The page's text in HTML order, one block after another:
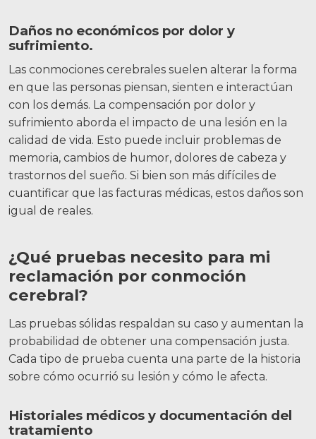
Daños no económicos por dolor y
sufrimiento.
Las conmociones cerebrales suelen alterar la forma
en que las personas piensan, sienten e interactúan
con los demás. La compensación por dolor y
sufrimiento aborda el impacto de una lesión en la
calidad de vida. Esto puede incluir problemas de
memoria, cambios de humor, dolores de cabeza y
trastornos del sueño. Si bien son más difíciles de
cuantificar que las facturas médicas, estos daños son
igual de reales.
¿Qué pruebas necesito para mi
reclamación por conmoción
cerebral?
Las pruebas sólidas respaldan su caso y aumentan la
probabilidad de obtener una compensación justa.
Cada tipo de prueba cuenta una parte de la historia
sobre cómo ocurrió su lesión y cómo le afecta.
Historiales médicos y documentación del
tratamiento